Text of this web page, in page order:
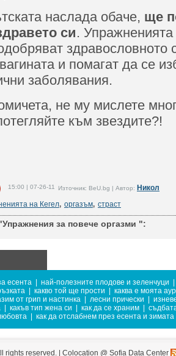
наслада обаче, ще
си.
здравословното
и помагат да се
заболявания.
не му мислете
към звездите?!
15:00 | 07-26-11 Източник: BeU.bg | Автор: Никол
на Кегел, оргазъм, страст
за повече оргазми ":
есента най-полезните плодове и зеленчуци
какво той ще прости
каква е моята
от грип и настинка
лесни прически
какъв тип жена си как да се храним
как да отслабнем през есента и зимата
rights reserved. | Colocation @ Sofia Data Center